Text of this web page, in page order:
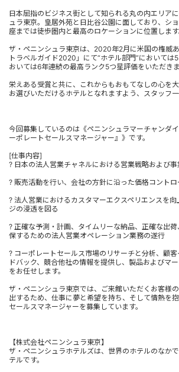
日本屈指のビジネス街として知られる丸の内エリア
ュラ東京。皇居外苑と日比谷公園に面しており、シ
座までは徒歩圏内と最高のロケーションに位置します
ザ・ペニンシュラ東京は、2020年2月に米国の権威
トラベルガイド2020」にて“ホテル部門”においては
おいては6年連続の最高ランク5つ星評価をいただきま
栄えある受賞と共に、これからもおもてなしの心を
お選びいただけるホテルとなれますよう、スタッフ一
今回募集しているのは《ペニンシュラマーチャンダ
ーポレートセールスマネージャー』》です。
[仕事内容]
? 日本の法人営業チャネルにおける営業戦略および
? 販売活動を行い、会社の方針に沿った価格コント
? 法人営業におけるカスタマーエクスペリエンスを
ジの浸透を図る
? 正確な予測・計画、タイムリーな納品、正確な出
保するための法人営業オペレーション業務の遂行
? コーポレートセールス市場のリサーチと分析、顧
ドバック、競合他社の情報を提供し、製品およびマ
をお任せします。
ザ・ペニンシュラ東京では、ご来館いただくお客様
出するため、仕事に夢と希望を持ち、そして情熱を
セールスマネージャーを募集しています。
【株式会社ペニンシュラ東京】
ザ・ペニンシュラホテルズは、世界のホテルのなか
テルです。